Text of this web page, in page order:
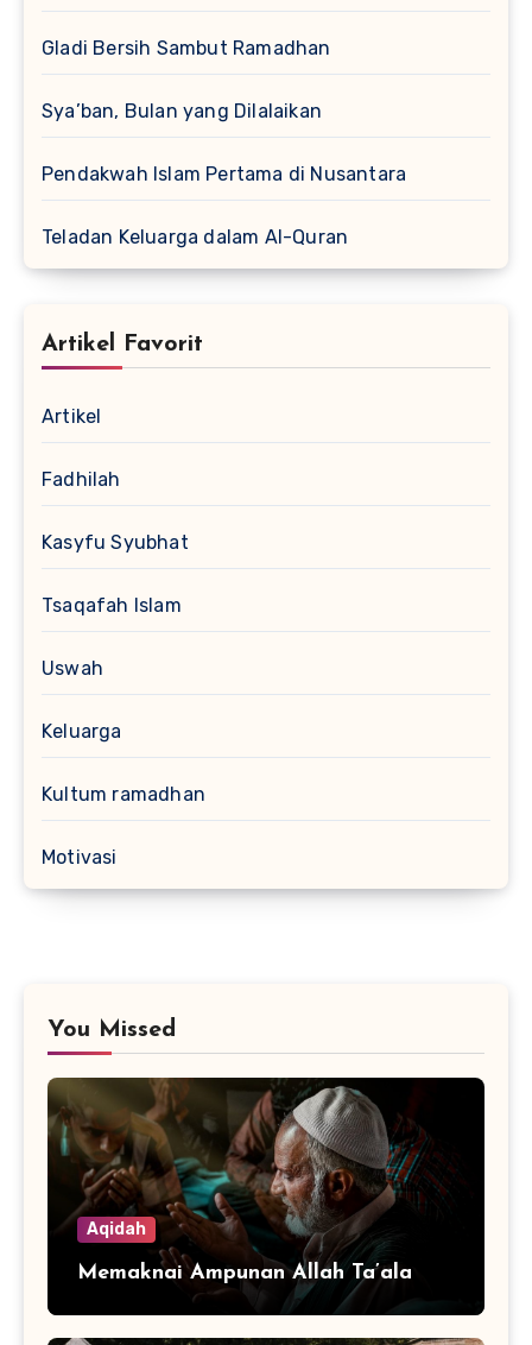
Gladi Bersih Sambut Ramadhan
Sya’ban, Bulan yang Dilalaikan
Pendakwah Islam Pertama di Nusantara
Teladan Keluarga dalam Al-Quran
Artikel Favorit
Artikel
Fadhilah
Kasyfu Syubhat
Tsaqafah Islam
Uswah
Keluarga
Kultum ramadhan
Motivasi
You Missed
Aqidah
Memaknai Ampunan Allah Ta’ala